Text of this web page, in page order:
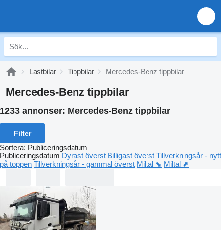
Lastbilar Tippbilar Mercedes-Benz tippbilar
Mercedes-Benz tippbilar
1233 annonser: Mercedes-Benz tippbilar
Filter
Sortera: Publiceringsdatum
Publiceringsdatum Dyrast överst Billigast överst Tillverkningsår - nytt
på toppen Tillverkningsår - gammal överst Miltal ⬊ Miltal ⬈